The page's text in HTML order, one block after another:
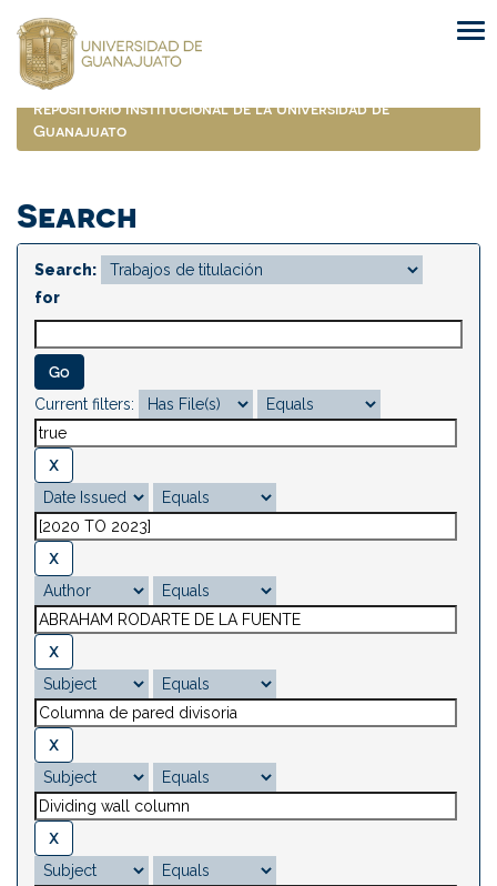
navigation
Repositorio Institucional de la Universidad de
Guanajuato
Search
Search:
for
Current filters: